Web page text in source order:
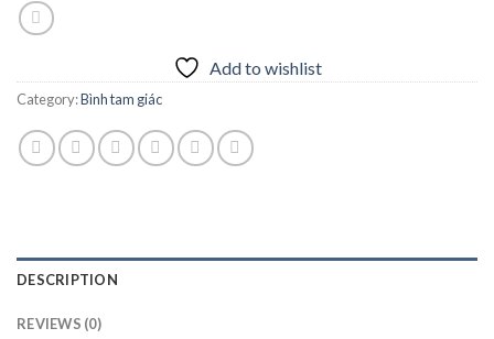
Add to wishlist
Category:Bình tam giác
DESCRIPTION
REVIEWS (0)